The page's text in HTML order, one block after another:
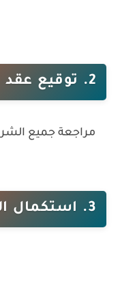
2. توقيع عقد العمل
مراجعة جميع
3. استكمال المستندات المطلوبة